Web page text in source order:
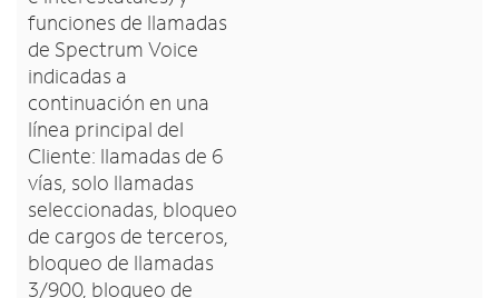
funciones de llamadas
de Spectrum Voice
indicadas a
continuación en una
línea principal del
Cliente: llamadas de 6
vías, solo llamadas
seleccionadas, bloqueo
de cargos de terceros,
bloqueo de llamadas
3/900, bloqueo de